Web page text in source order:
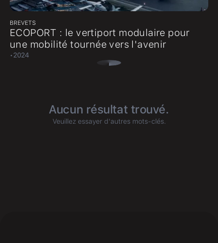
BREVETS
ECOPORT : le vertiport modulaire pour
une mobilité tournée vers l'avenir
•2024
Aucun résultat trouvé.
Veuillez essayer d'autres mots-clés.